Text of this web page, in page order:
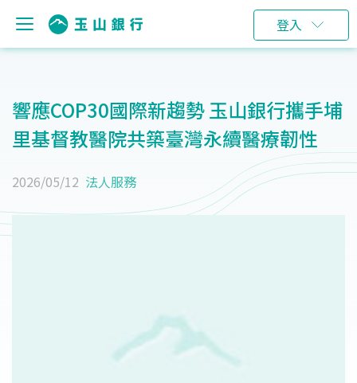
登入
響應COP30國際新趨勢 玉山銀行攜手埔
里基督教醫院共築臺灣永續醫療韌性
2026/05/12 法人服務